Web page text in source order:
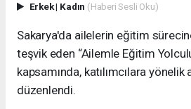
Erkek| Kadın (Haberi Sesli Oku)
Sakarya'da ailelerin eğitim
teşvik eden “Ailemle Eğitim
kapsamında, katılımcılara yönelik
düzenlendi.